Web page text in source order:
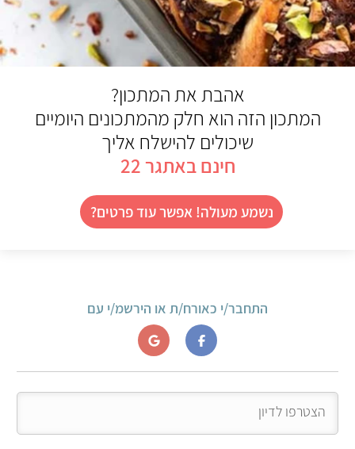
אהבת את המתכון?
המתכון הזה הוא חלק מהמתכונים היומיים
שיכולים להישלח אליך
חינם באתגר 22
נשמע מעולה! אפשר עוד פרטים?
התחבר/י כאורח/ת או הירשמ/י עם